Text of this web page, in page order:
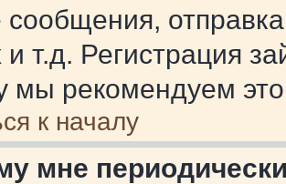
и т.д. Регистрация
мы рекомендуем
к началу
мне